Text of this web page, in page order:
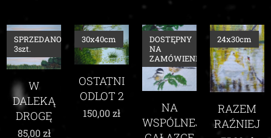
W
DALEKĄ
DROGĘ
SPRZEDANO:
3szt.
85,00zł
OSTATNI
ODLOT 2
30x40cm
150,00zł
NA
WSPÓLNEJ
DOSTĘPNY
NA
ZAMÓWIENIE
RAZEM
RAŹNIEJ
24x30cm